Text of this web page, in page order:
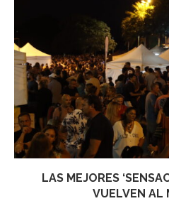
LAS MEJORES
VUELVEN AL